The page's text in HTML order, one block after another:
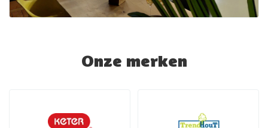
Onze merken